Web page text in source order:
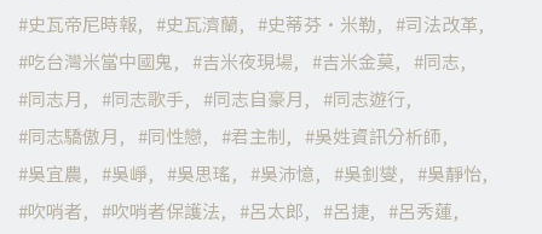
史瓦帝尼時報
史瓦濟蘭 史蒂芬·米勒
司法改革
吃台灣米當中國鬼
吉米夜現場 吉米金莫
同志
同志月
同志歌手 同志自豪月
同志遊行
同志驕傲月
同性戀 君主制
吳姓資訊分析師
吳宜農
吳崢 吳思瑤 吳沛憶 吳釗燮
吳靜怡
吹哨者
吹哨者保護法 呂太郎 呂捷
呂秀蓮